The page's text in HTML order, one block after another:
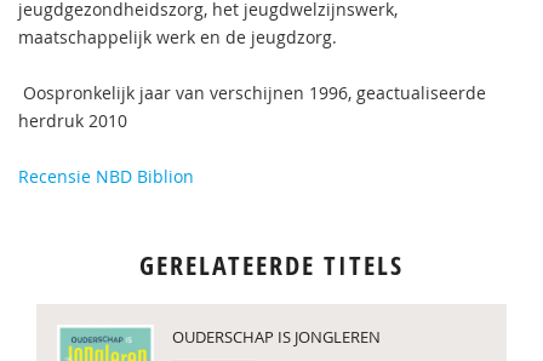
jeugdgezondheidszorg, het jeugdwelzijnswerk,
maatschappelijk werk en de jeugdzorg.
Oospronkelijk jaar van verschijnen 1996, geactualiseerde
herdruk 2010
Recensie NBD Biblion
GERELATEERDE TITELS
OUDERSCHAP IS JONGLEREN